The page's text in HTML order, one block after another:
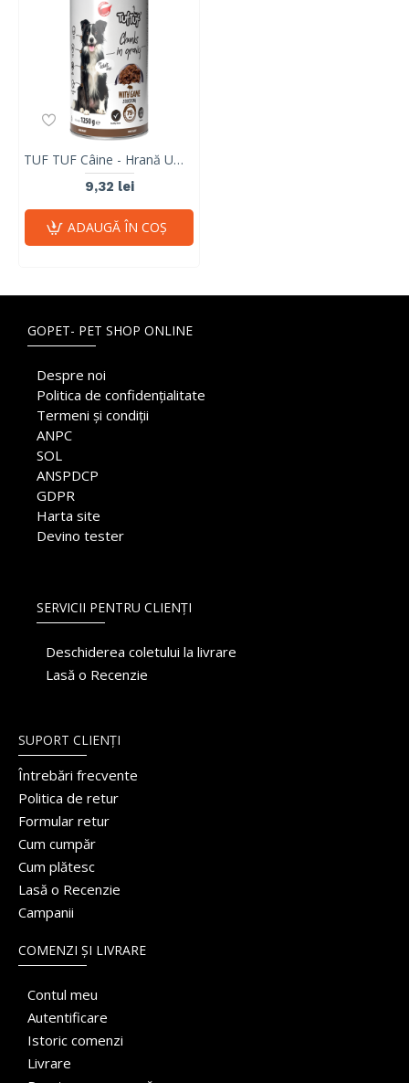
TUF TUF Câine - Hrană Umedă Bucăți cu Vânat în Sos 1250g
9,32 lei
ADAUGĂ ÎN COŞ
GOPET- PET SHOP ONLINE
Despre noi
Politica de confidențialitate
Termeni și condiții
ANPC
SOL
ANSPDCP
GDPR
Harta site
Devino tester
SERVICII PENTRU CLIENȚI
Deschiderea coletului la livrare
Lasă o Recenzie
SUPORT CLIENȚI
Întrebări frecvente
Politica de retur
Formular retur
Cum cumpăr
Cum plătesc
Lasă o Recenzie
Campanii
COMENZI ȘI LIVRARE
Contul meu
Autentificare
Istoric comenzi
Livrare